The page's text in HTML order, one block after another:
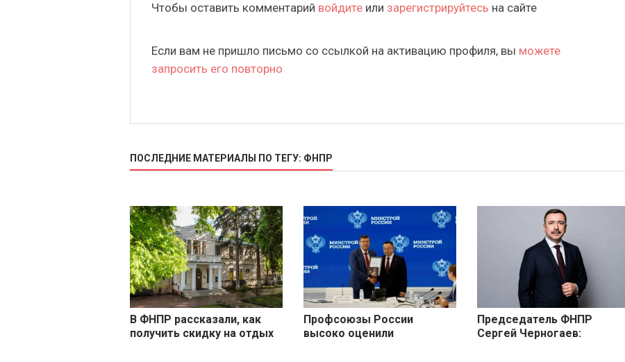
Чтобы оставить комментарий войдите или зарегистрируйтесь на сайте
Если вам не пришло письмо со ссылкой на активацию профиля, вы можете
запросить его повторно
ПОСЛЕДНИЕ МАТЕРИАЛЫ ПО ТЕГУ: ФНПР
В ФНПР рассказали, как
получить скидку на отдых
Профсоюзы России
высоко оценили
Председатель ФНПР
Сергей Черногаев: